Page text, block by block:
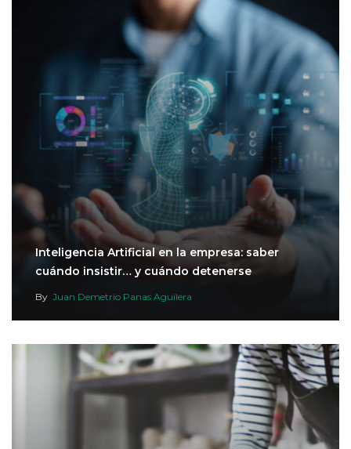
Inteligencia Artificial en la empresa: saber
cuándo insistir… y cuándo detenerse
By Juan Demetrio Panas Aguilera